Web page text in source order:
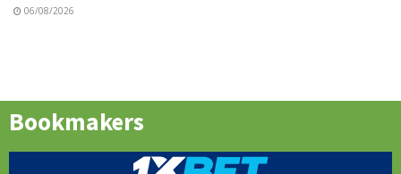
06/08/2026
Bookmakers